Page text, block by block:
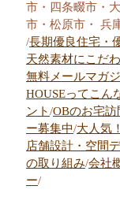
市・四条畷市・
市・松原市・ 兵
/長期優良住宅・
天然素材にこだ
無料メールマガ
HOUSEってこん
ント/OBのお宅訪
ー募集中/大人気
店舗設計・空間
の取り組み/会社
ー/